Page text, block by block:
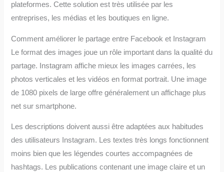
plateformes. Cette solution est très utilisée par les
entreprises, les médias et les boutiques en ligne.
Comment améliorer le partage entre Facebook et Instagram
Le format des images joue un rôle important dans la qualité du
partage. Instagram affiche mieux les images carrées, les
photos verticales et les vidéos en format portrait. Une image
de 1080 pixels de large offre généralement un affichage plus
net sur smartphone.
Les descriptions doivent aussi être adaptées aux habitudes
des utilisateurs Instagram. Les textes très longs fonctionnent
moins bien que les légendes courtes accompagnées de
hashtags. Les publications contenant une image claire et un